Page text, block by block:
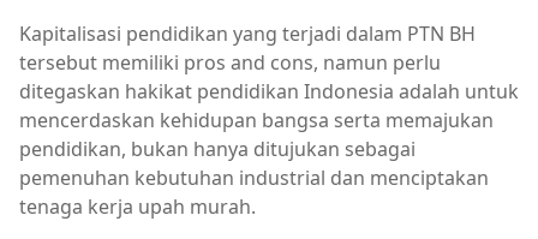
Kapitalisasi pendidikan yang terjadi dalam PTN BH
tersebut memiliki pros and cons, namun perlu
ditegaskan hakikat pendidikan Indonesia adalah untuk
mencerdaskan kehidupan bangsa serta memajukan
pendidikan, bukan hanya ditujukan sebagai
pemenuhan kebutuhan industrial dan menciptakan
tenaga kerja upah murah.